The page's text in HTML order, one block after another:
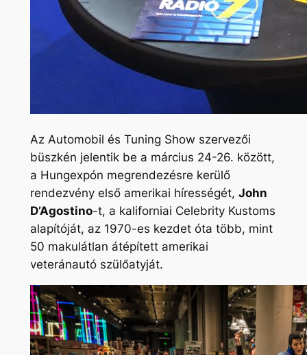
Az Automobil és Tuning Show szervezői
büszkén jelentik be a március 24-26. között,
a Hungexpón megrendezésre kerülő
rendezvény első amerikai hírességét, John
D’Agostino-t, a kaliforniai Celebrity Kustoms
alapítóját, az 1970-es kezdet óta több, mint
50 makulátlan átépített amerikai
veteránautó szülőatyját.